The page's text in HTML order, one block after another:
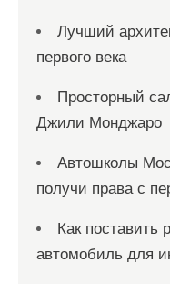
Лучший
первого века
Просторный
Джили Монджаро
Автошколы
получи права с
Как поставить
автомобиль для